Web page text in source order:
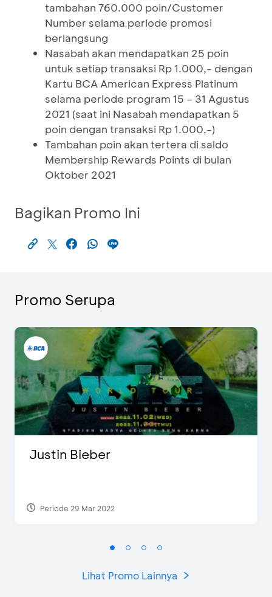
tambahan 760.000 poin/Customer
Number selama periode promosi
berlangsung
Nasabah akan mendapatkan 25 poin
untuk setiap transaksi Rp 1.000,- dengan
Kartu BCA American Express Platinum
selama periode program 15 – 31 Agustus
2021 (saat ini Nasabah mendapatkan 5
poin dengan transaksi Rp 1.000,-)
Tambahan poin akan tertera di saldo
Membership Rewards Points di bulan
Oktober 2021
Bagikan Promo Ini
Promo Serupa
Justin Bieber
Periode 29 Mar 2022
Lihat Promo Lainnya